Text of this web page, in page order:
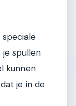
je spullen
kunnen
je in de